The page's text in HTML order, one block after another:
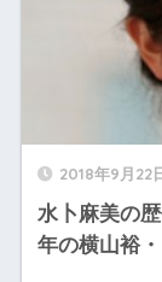
2018年9月22
水卜麻美の
年の横山裕